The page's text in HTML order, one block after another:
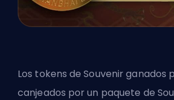
Los tokens de Souvenir ganados
canjeados por un paquete de